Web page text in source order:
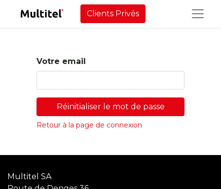
Clients Privés
Votre email
Réinitialiser le mot de passe
Retour à la page de connexion
Multitel SA